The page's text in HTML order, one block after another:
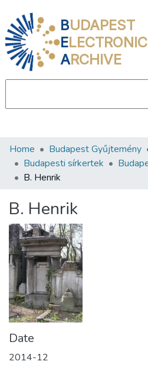
BUDAPEST
ELECTRONIC
ARCHIVE
Communities & Collections
All of DSpace
About us
Home Budapest Gyűjtemény
Budapesti sírkertek
B. Henrik
B. Henrik
Date
2014-12